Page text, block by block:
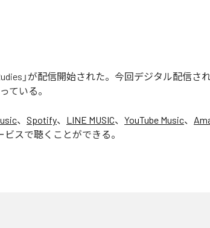
」が配信開始された。今回デジタル配信さ
ている。
、 Spotify、 LINE MUSIC、 YouTube Music、
スで聴くことができる。